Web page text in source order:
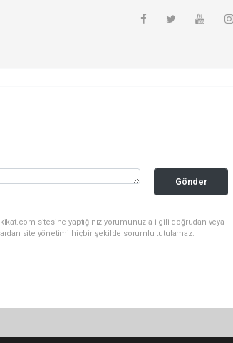
Gönder
sitesine yaptığınız yorumunuzla ilgili doğrudan veya
site yönetimi hiçbir şekilde sorumlu tutulamaz.